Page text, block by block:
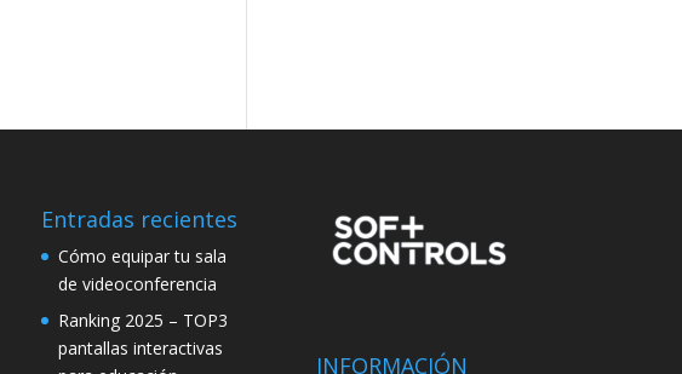
Entradas recientes
Cómo equipar tu sala
de videoconferencia
Ranking 2025 – TOP3
pantallas interactivas
INFORMACIÓN